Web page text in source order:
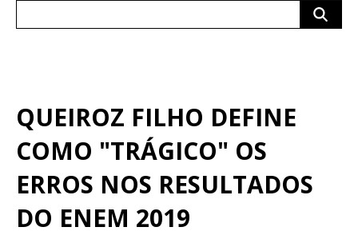
QUEIROZ FILHO DEFINE
COMO "TRÁGICO" OS
ERROS NOS RESULTADOS
DO ENEM 2019